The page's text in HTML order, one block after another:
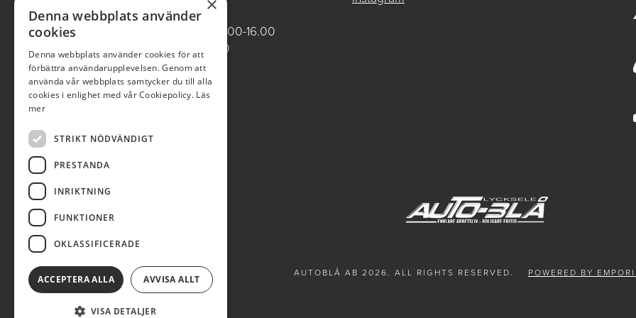
ÖPPETTIDER VARDAGAR
Butik/Försäljning vardagar 09.00-16.00
Verkstad vardagar 07.00-16.00
Röda dagar stängt
0950-12081
AUTOBLÅ AB 2026. ALL RIGHTS RESERVED. POWERED BY
Denna webbplats använder
cookies
Denna webbplats använder cookies för att
förbättra användarupplevelsen. Genom att
använda vår webbplats samtycker du till alla
cookies i enlighet med vår Cookiepolicy. Läs
mer
STRIKT NÖDVÄNDIGT
PRESTANDA
INRIKTNING
FUNKTIONER
OKLASSIFICERADE
ACCEPTERA ALLA AVVISA ALLT
VISA DETALJER